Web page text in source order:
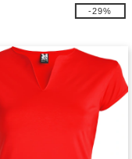
-29%